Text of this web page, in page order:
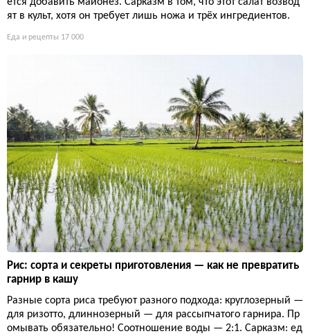
ят в культ, хотя он требует лишь ножа и трёх ингредиентов.
Еда и рецепты 17 000
Рис: сорта и секреты приготовления — как не превратить
гарнир в кашу
Разные сорта риса требуют разного подхода: круглозерный —
для ризотто, длиннозерный — для рассыпчатого гарнира. Пр
омывать обязательно! Соотношение воды — 2:1. Сарказм: ед